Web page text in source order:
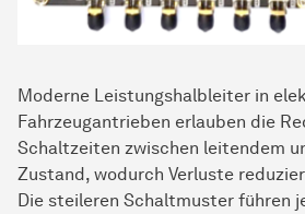
Moderne Leistungshalbleiter in
Fahrzeugantrieben erlauben die
Schaltzeiten zwischen leitendem
Zustand, wodurch Verluste
Die steileren Schaltmuster führen